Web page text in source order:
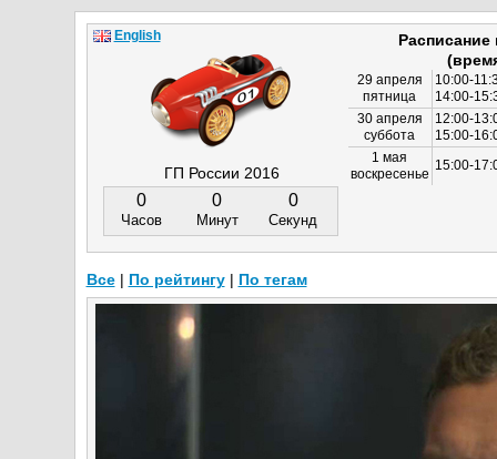
ГП России 2016
0
Часов
0
Минут
0
Секунд
29 апреля
пятница
10:00-
14:00-
30 апреля
суббота
12:00-
15:00-
1 мая
воскресенье
15:00-
English
Все| По рейтингу| По тегам